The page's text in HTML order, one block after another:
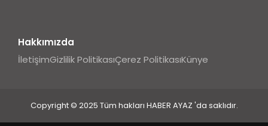
Hakkımızda
İletişimGizlilik PolitikasıÇerez PolitikasıKünye
Copyright © 2025 Tüm hakları HABER AYAZ 'da saklıdır.